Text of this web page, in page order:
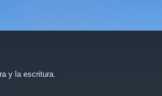
y la escritura.